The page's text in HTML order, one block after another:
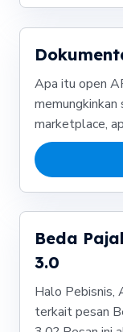
Apa itu open
marketplace,
Beda
3.0
Halo Pebisnis,
terkait pesan